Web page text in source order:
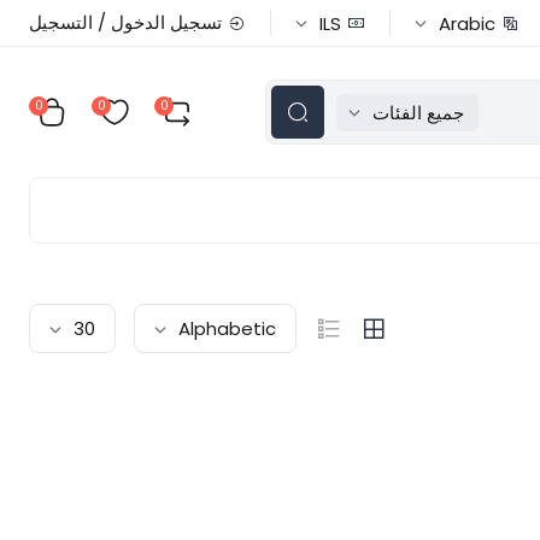
Arabic
ILS تسجيل الدخول / التسجيل
جميع الفئات 0
0
0
Alphabetic
30